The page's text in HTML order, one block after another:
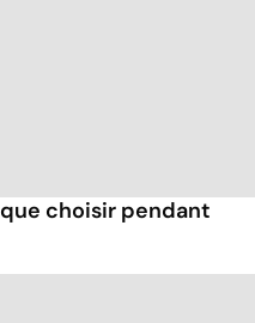
choisir pendant